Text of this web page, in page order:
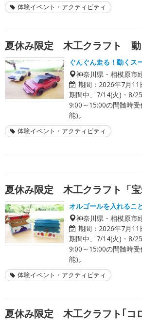
体験イベント・アクティビティ
夏休み限定 木工クラフト 動
ぐんぐん走る！動くス
神奈川県・相模原市
期間： 2026年7月
期間中、7/14(火)・8/
9:00～15:00の間髄時
能)。
体験イベント・アクティビティ
夏休み限定 木工クラフト「宝
オルゴールを入れるこ
神奈川県・相模原市
期間： 2026年7月
期間中、7/14(火)・8/
9:00～15:00の間髄時
能)。
体験イベント・アクティビティ
夏休み限定 木工クラフト｢コ